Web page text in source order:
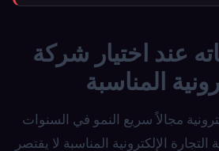
عند اختيار شركة
المناسبة
مجالاً سريع النمو في السنوات
الإلكترونية المناسبة لا يقتصر